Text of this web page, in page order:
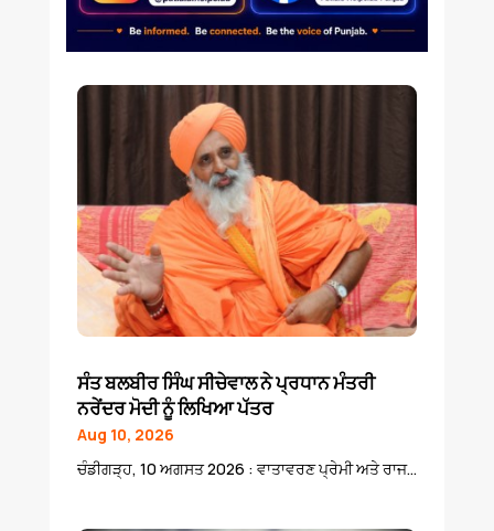
ਸੰਤ ਬਲਬੀਰ ਸਿੰਘ ਸੀਚੇਵਾਲ ਨੇ ਪ੍ਰਧਾਨ ਮੰਤਰੀ
ਨਰੇਂਦਰ ਮੋਦੀ ਨੂੰ ਲਿਖਿਆ ਪੱਤਰ
Aug 10, 2026
ਚੰਡੀਗੜ੍ਹ, 10 ਅਗਸਤ 2026 : ਵਾਤਾਵਰਣ ਪ੍ਰੇਮੀ ਅਤੇ ਰਾਜ...